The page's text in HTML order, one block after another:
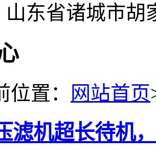
东省诸城市胡
置： 网站首页
滤机超长待机